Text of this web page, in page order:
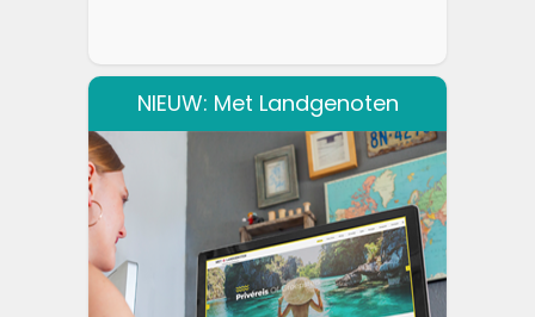
NIEUW: Met Landgenoten